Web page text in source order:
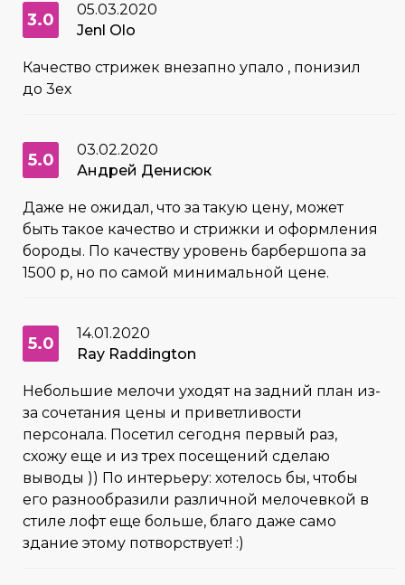
3.0
05.03.2020
Jenl Olo
Качество стрижек внезапно упало , понизил
до 3ех
5.0
03.02.2020
Андрей Денисюк
Даже не ожидал, что за такую цену, может
быть такое качество и стрижки и оформления
бороды. По качеству уровень барбершопа за
1500 р, но по самой минимальной цене.
5.0
14.01.2020
Ray Raddington
Небольшие мелочи уходят на задний план из-
за сочетания цены и приветливости
персонала. Посетил сегодня первый раз,
схожу еще и из трех посещений сделаю
выводы )) По интерьеру: хотелось бы, чтобы
его разнообразили различной мелочевкой в
стиле лофт еще больше, благо даже само
здание этому потворствует! :)